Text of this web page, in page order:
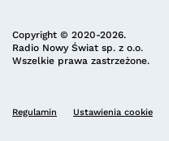
Copyright © 2020-2026.
Radio Nowy Świat sp. z o.o.
Wszelkie prawa zastrzeżone.
Regulamin Ustawienia cookie